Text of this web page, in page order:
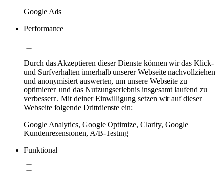
Google Ads
Performance
Durch das Akzeptieren dieser Dienste können wir das Klick-
und Surfverhalten innerhalb unserer Webseite nachvollziehen
und anonymisiert auswerten, um unsere Webseite zu
optimieren und das Nutzungserlebnis insgesamt laufend zu
verbessern. Mit deiner Einwilligung setzen wir auf dieser
Webseite folgende Drittdienste ein:
Google Analytics, Google Optimize, Clarity, Google
Kundenrezensionen, A/B-Testing
Funktional